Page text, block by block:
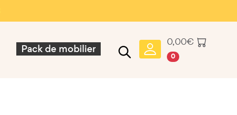
0,00€
0
Pack de mobilier